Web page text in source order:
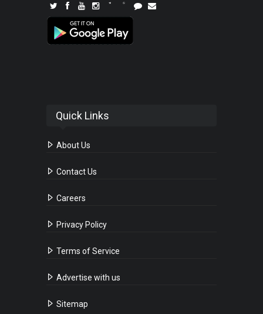
Quick Links
About Us
Contact Us
Careers
Privacy Policy
Terms of Service
Advertise with us
Sitemap